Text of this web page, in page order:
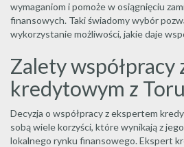
wymaganiom i pomoże w osiągnięciu
finansowych. Taki świadomy wybór
wykorzystanie możliwości, jakie daje
Zalety współpracy
kredytowym z
Decyzja o współpracy z ekspertem
sobą wiele korzyści, które wynikają z
lokalnego rynku finansowego. Ekspert